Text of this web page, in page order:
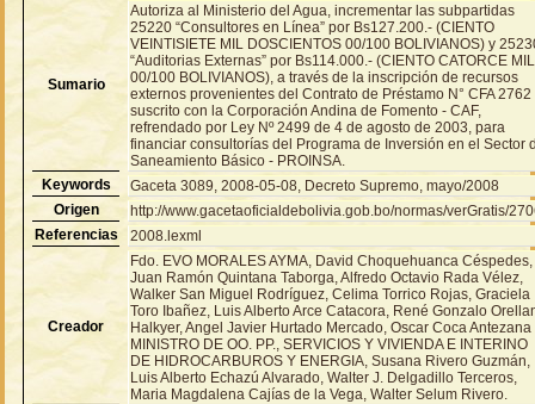
Sumario
Autoriza al Ministerio del Agua, incrementar las subpartidas
25220 “Consultores en Línea” por Bs127.200.- (CIENTO
VEINTISIETE MIL DOSCIENTOS 00/100 BOLIVIANOS) y
“Auditorias Externas” por Bs114.000.- (CIENTO CATORCE MIL
00/100 BOLIVIANOS), a través de la inscripción de recursos
externos provenientes del Contrato de Préstamo N° CFA 2762
suscrito con la Corporación Andina de Fomento - CAF,
refrendado por Ley Nº 2499 de 4 de agosto de 2003, para
financiar consultorías del Programa de Inversión en el Sector
Saneamiento Básico - PROINSA.
Keywords
Gaceta 3089, 2008-05-08, Decreto Supremo, mayo/2008
Origen
http://www.gacetaoficialdebolivia.gob.bo/normas/verGratis/
Referencias
2008.lexml
Creador
Fdo. EVO MORALES AYMA, David Choquehuanca Céspedes,
Juan Ramón Quintana Taborga, Alfredo Octavio Rada Vélez,
Walker San Miguel Rodríguez, Celima Torrico Rojas, Graciela
Toro Ibañez, Luis Alberto Arce Catacora, René Gonzalo
Halkyer, Angel Javier Hurtado Mercado, Oscar Coca Antezana
MINISTRO DE OO. PP., SERVICIOS Y VIVIENDA E INTERINO
DE HIDROCARBUROS Y ENERGIA, Susana Rivero Guzmán,
Luis Alberto Echazú Alvarado, Walter J. Delgadillo Terceros,
Maria Magdalena Cajías de la Vega, Walter Selum Rivero.